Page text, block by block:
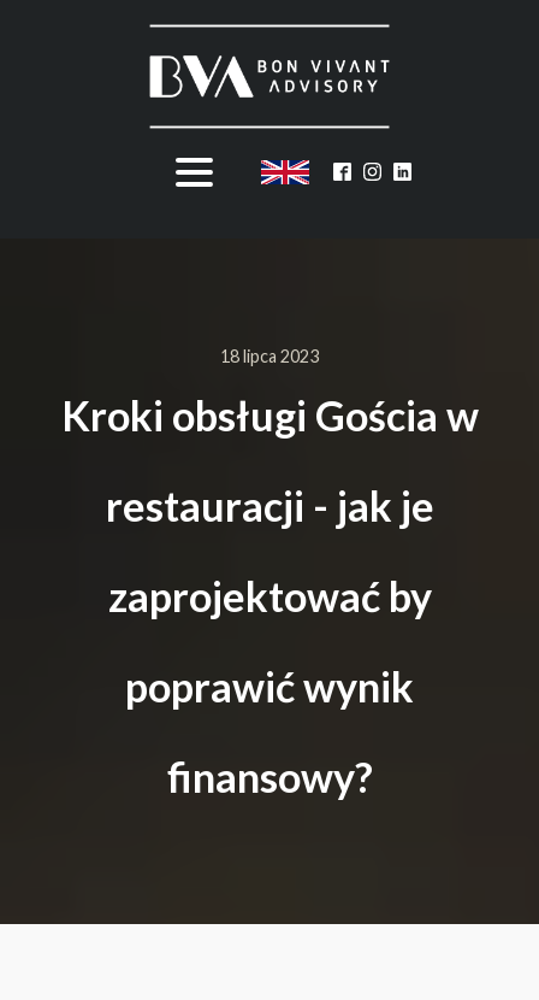
18 lipca 2023
Kroki obsługi Gościa w
restauracji - jak je
zaprojektować by
poprawić wynik
finansowy?